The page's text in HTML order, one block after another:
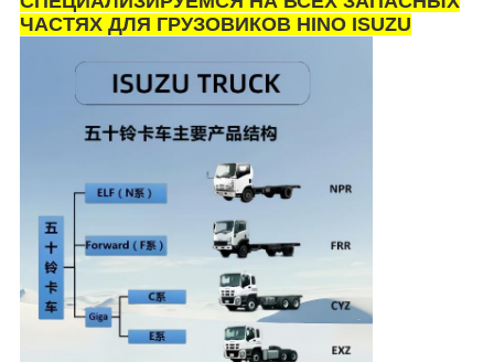
ЧАСТЯХ ДЛЯ ГРУЗОВИКОВ HINO ISUZU